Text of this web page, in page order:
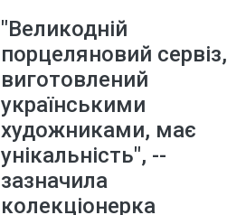
"Великодній
порцеляновий сервіз,
виготовлений
українськими
художниками, має
унікальність", --
зазначила
колекціонерка